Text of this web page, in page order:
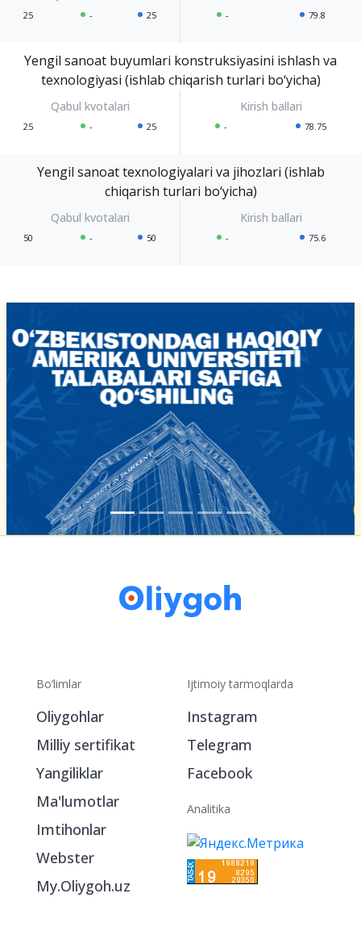
25 - 25 - 79.8
Yengil sanoat buyumlari konstruksiyasini ishlash va
texnologiyasi (ishlab chiqarish turlari bo‘yicha)
25 - 25 - 78.75
Yengil sanoat texnologiyalari va jihozlari (ishlab
chiqarish turlari bo‘yicha)
50 - 50 - 75.6
Bo‘limlar
Oliygohlar
Milliy sertifikat
Yangiliklar
Ma'lumotlar
Imtihonlar
Webster
My.Oliygoh.uz
Ijtimoiy tarmoqlarda
Instagram
Telegram
Facebook
Analitika